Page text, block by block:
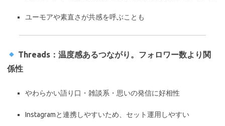
ユーモアや素直さが共感を呼ぶことも
Threads：温度感あるつながり。フォロワー数より関
係性
やわらかい語り口・雑談系・思いの発信に好相性
Instagramと連携しやすいため、セット運用しやすい